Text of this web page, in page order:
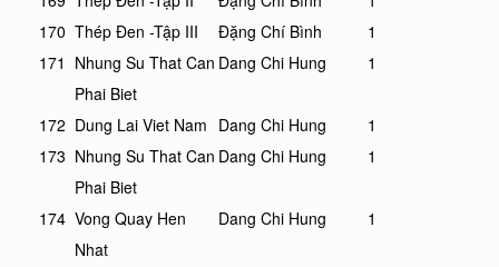
170 Thép Đen -Tập III Đặng Chí Bình
1
171 Nhung Su That Can
Phai Biet
Dang Chi Hung 1
172 Dung Lai Viet Nam Dang Chi Hung
1
173 Nhung Su That Can
Phai Biet
Dang Chi Hung 1
174 Vong Quay Hen
Nhat
Dang Chi Hung 1